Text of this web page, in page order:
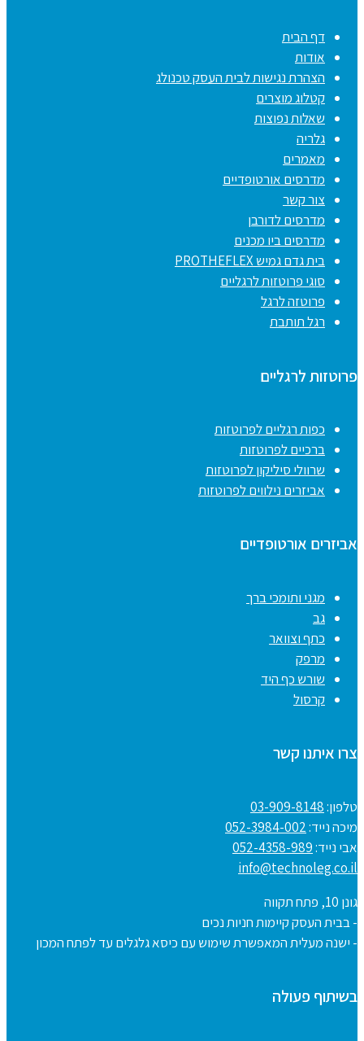
דף הבית
אודות
הצהרת נגישות לבית העסק טכנולג
קטלוג מוצרים
שאלות נפוצות
גלריה
מאמרים
מדרסים אורטופדיים
צור קשר
מדרסים לדורבן
מדרסים ביו מכנים
בית גדם גמיש PROTHEFLEX
סוגי פרוטזות לרגליים
פרוטזה לרגל
רגל תותבת
פרוטזות לרגליים
כפות רגליים לפרוטזות
ברכיים לפרוטזות
שרוולי סיליקון לפרוטזות
אביזרים נילווים לפרוטזות
אביזרים אורטופדיים
מגני ותומכי ברך
גב
כתף וצוואר
מרפק
שורש כף היד
קרסול
צרו איתנו קשר
טלפון:03-909-8148
מיכה נייד:052-3984-002
אבי נייד:052-4358-989
info@technoleg.co.il
גונן 10, פתח תקווה
- בבית העסק קיימות חניות נכים
- ישנה מעלית המאפשרת שימוש עם כיסא גלגלים עד לפתח המכון
בשיתוף פעולה